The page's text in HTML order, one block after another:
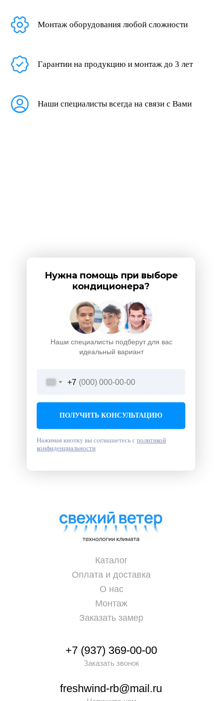
Монтаж оборудования любой сложности
Гарантии на продукцию и монтаж до 3 лет
Наши специалисты всегда на связи с Вами
Наши специалисты подберут для вас
идеальный вариант
Нужна помощь при выборе
кондиционера?
+7
ПОЛУЧИТЬ КОНСУЛЬТАЦИЮ
Нажимая кнопку вы соглашаетесь с политикой
конфиденциальности
+7 (937) 369-00-00
Заказать звонок
freshwind-rb@mail.ru
Каталог
Оплата и доставка
О нас
Монтаж
Заказать замер